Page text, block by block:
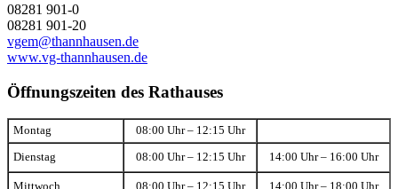
08281 901-0
08281 901-20
vgem@thannhausen.de
www.vg-thannhausen.de
Öffnungszeiten des Rathauses
Montag 08:00 Uhr – 12:15 Uhr
Dienstag 08:00 Uhr – 12:15 Uhr 14:00 Uhr – 16:00 Uhr